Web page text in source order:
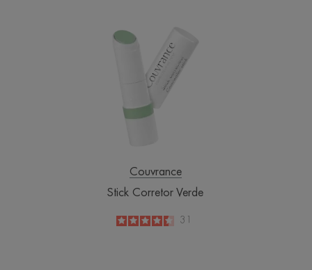
Verde
Couvrance
Stick Corretor Verde
4.5
/
5
31